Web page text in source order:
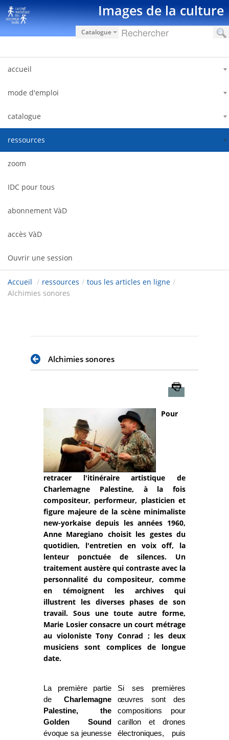
Saut au contenu Images de la culture
Catalogue
accueil
mode d'emploi
catalogue
ressources
zoom
IDC pour tous
abonnement VàD
accès VàD
Ouvrir une session
Accueil / ressources / tous les articles en ligne /
Alchimies sonores
Alchimies sonores
Pour
retracer l'itinéraire artistique de
Charlemagne Palestine, à la fois
compositeur, performeur, plasticien et
figure majeure de la scène minimaliste
new-yorkaise depuis les années 1960,
Anne Maregiano choisit les gestes du
quotidien, l'entretien en voix off, la
lenteur ponctuée de silences. Un
traitement austère qui contraste avec la
personnalité du compositeur, comme
en témoignent les archives qui
illustrent les diverses phases de son
travail. Sous une toute autre forme,
Marie Losier consacre un court métrage
au violoniste Tony Conrad ; les deux
musiciens sont complices de longue
date.
La première partie
deCharlemagne
Palestine, the
Golden Sound
évoque sa jeunesse
Si ses premières
œuvres sont des
compositions pour
carillon et drones
électroniques, puis